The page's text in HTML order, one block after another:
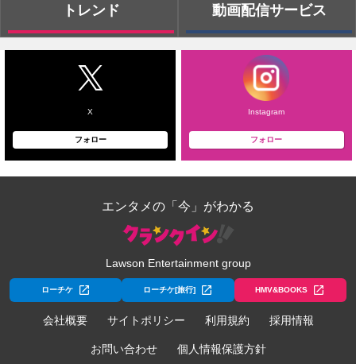
トレンド 動画配信サービス
X
フォロー
Instagram
フォロー
エンタメの「今」がわかる
Lawson Entertainment group
ローチケ ローチケ[旅行] HMV&BOOKS
会社概要 サイトポリシー 利用規約 採用情報
お問い合わせ 個人情報保護方針